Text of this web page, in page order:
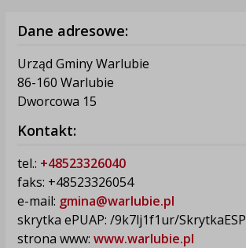
Dane adresowe:
Urząd Gminy Warlubie
86-160 Warlubie
Dworcowa 15
Kontakt:
tel.: +48523326040
faks: +48523326054
e-mail: gmina@warlubie.pl
skrytka ePUAP: /9k7lj1f1ur/SkrytkaESP
strona www: www.warlubie.pl